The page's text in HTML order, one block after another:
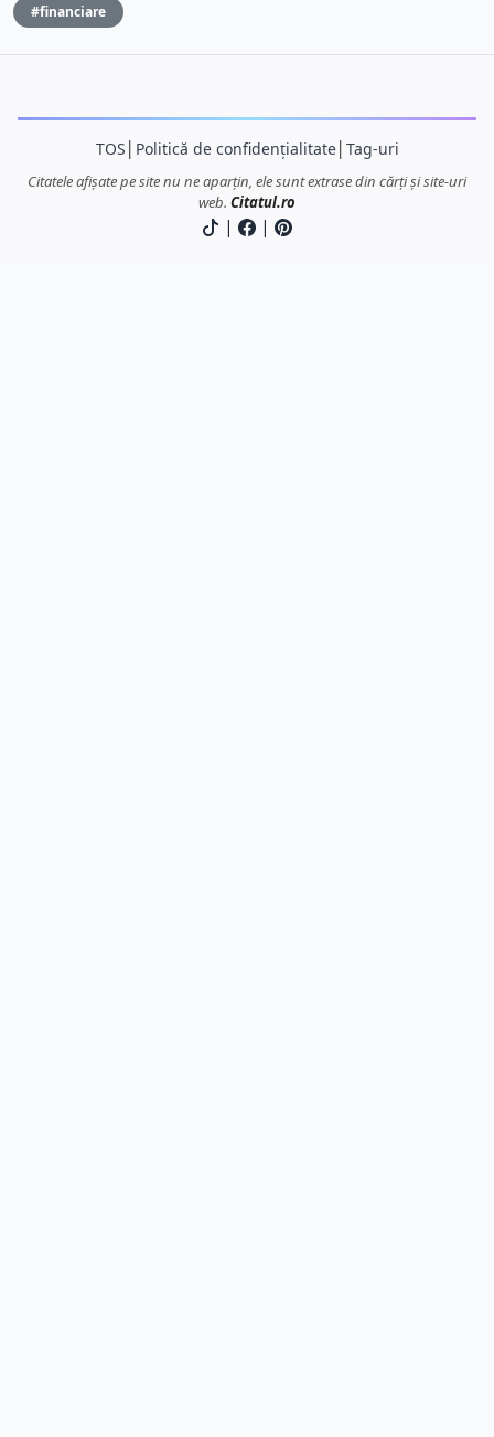
#financiare
TOS Politică de confidențialitate│ Tag-uri
Citatele afișate pe site nu ne aparțin, ele sunt extrase din cărți și site-uri
web. Citatul.ro
| |